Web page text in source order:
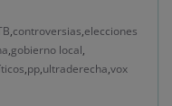
,controversias,elecciones
,gobierno local,
,pp,ultraderecha,vox